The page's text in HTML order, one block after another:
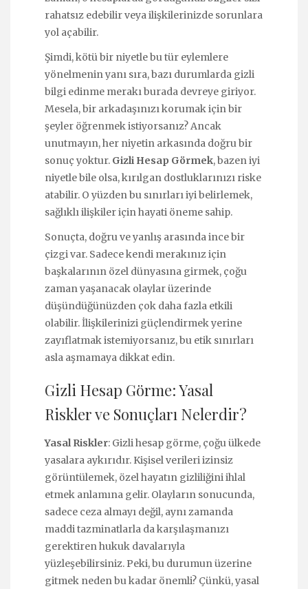
rahatsız edebilir veya ilişkilerinizde sorunlara
yol açabilir.
Şimdi, kötü bir niyetle bu tür eylemlere
yönelmenin yanı sıra, bazı durumlarda gizli
bilgi edinme merakı burada devreye giriyor.
Mesela, bir arkadaşınızı korumak için bir
şeyler öğrenmek istiyorsanız? Ancak
unutmayın, her niyetin arkasında doğru bir
sonuç yoktur. Gizli Hesap Görmek, bazen iyi
niyetle bile olsa, kırılgan dostluklarınızı riske
atabilir. O yüzden bu sınırları iyi belirlemek,
sağlıklı ilişkiler için hayati öneme sahip.
Sonuçta, doğru ve yanlış arasında ince bir
çizgi var. Sadece kendi merakınız için
başkalarının özel dünyasına girmek, çoğu
zaman yaşanacak olaylar üzerinde
düşündüğünüzden çok daha fazla etkili
olabilir. İlişkilerinizi güçlendirmek yerine
zayıflatmak istemiyorsanız, bu etik sınırları
asla aşmamaya dikkat edin.
Gizli Hesap Görme: Yasal
Riskler ve Sonuçları Nelerdir?
Yasal Riskler: Gizli hesap görme, çoğu ülkede
yasalara aykırıdır. Kişisel verileri izinsiz
görüntülemek, özel hayatın gizliliğini ihlal
etmek anlamına gelir. Olayların sonucunda,
sadece ceza almayı değil, aynı zamanda
maddi tazminatlarla da karşılaşmanızı
gerektiren hukuk davalarıyla
yüzleşebilirsiniz. Peki, bu durumun üzerine
gitmek neden bu kadar önemli? Çünkü, yasal